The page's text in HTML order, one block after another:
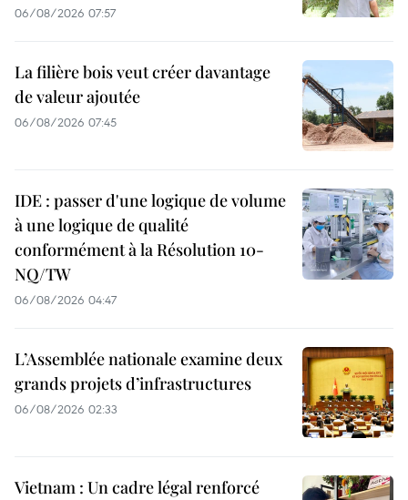
06/08/2026 07:57
La filière bois veut créer davantage
de valeur ajoutée
06/08/2026 07:45
IDE : passer d'une logique de volume
à une logique de qualité
conformément à la Résolution 10-
NQ/TW
06/08/2026 04:47
L’Assemblée nationale examine deux
grands projets d’infrastructures
06/08/2026 02:33
Vietnam : Un cadre légal renforcé